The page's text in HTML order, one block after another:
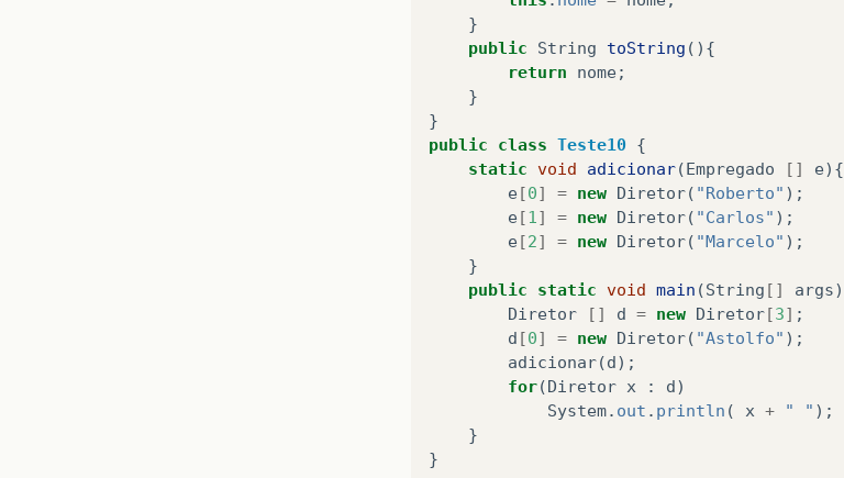
}
public
String toString (){
return
nome;
}
}
public
class Teste10 {
static void adicionar(Empregado [] e){
e[0] = new Diretor( "Roberto" );
e[1 ] = new Diretor( "Carlos" );
e[2] = new Diretor( "Marcelo" );
}
public
static void main (String [] args)
Diretor
[] d = new Diretor[3] ;
d [0] = new Diretor( "Astolfo" );
adicionar(d);
for(Diretor x : d)
System. out . println ( x + " " );
}
}